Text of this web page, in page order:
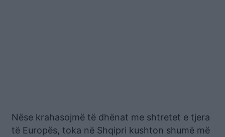
Nëse krahasojmë të dhënat me shtretet e tjera
të Europës, toka në Shqipri kushton shumë më